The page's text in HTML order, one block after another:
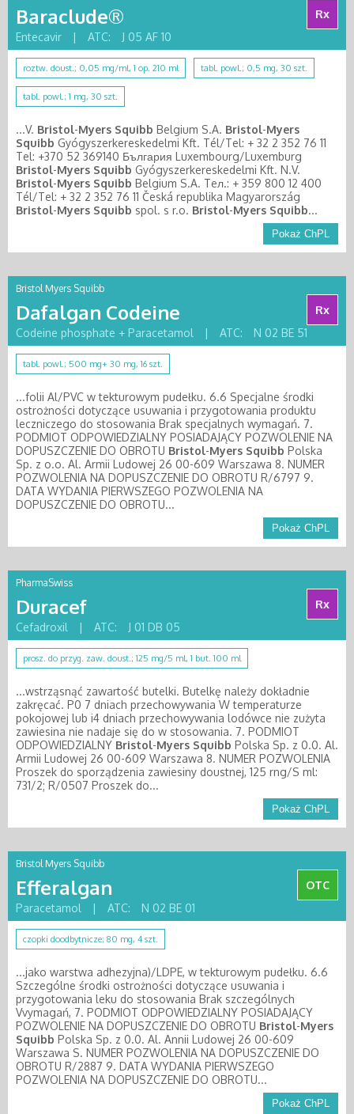
Baraclude®
Rx
Entecavir
| ATC: J 05 AF 10
roztw. doust.; 0,05 mg/ml, 1 op. 210 ml tabl. powl.; 0,5 mg, 30 szt.
tabl. powl.; 1 mg, 30 szt.
...V. Bristol-Myers Squibb Belgium S.A. Bristol-Myers
Squibb Gyógyszerkereskedelmi Kft. Tél/Tel: + 32 2 352 76 11
Tel: +370 52 369140 България Luxembourg/Luxemburg
Bristol-Myers Squibb Gyógyszerkereskedelmi Kft. N.V.
Bristol-Myers Squibb Belgium S.A. Teл.: + 359 800 12 400
Tél/Tel: + 32 2 352 76 11 Česká republika Magyarország
Bristol-Myers Squibb spol. s r.o. Bristol-Myers Squibb...
Pokaż ChPL
Bristol Myers Squibb
Dafalgan Codeine
Rx
Codeine phosphate + Paracetamol
| ATC: N 02 BE 51
tabl. powl.; 500 mg+ 30 mg, 16 szt.
...folii Al/PVC w tekturowym pudełku. 6.6 Specjalne środki
ostrożności dotyczące usuwania i przygotowania produktu
leczniczego do stosowania Brak specjalnych wymagań. 7.
PODMIOT ODPOWIEDZIALNY POSIADAJĄCY POZWOLENIE NA
DOPUSZCZENIE DO OBROTU Bristol-Myers Squibb Polska
Sp. z o.o. Al. Armii Ludowej 26 00-609 Warszawa 8. NUMER
POZWOLENIA NA DOPUSZCZENIE DO OBROTU R/6797 9.
DATA WYDANIA PIERWSZEGO POZWOLENIA NA
DOPUSZCZENIE DO OBROTU...
Pokaż ChPL
PharmaSwiss
Duracef
Rx
Cefadroxil
| ATC: J 01 DB 05
prosz. do przyg. zaw. doust.; 125 mg/5 ml, 1 but. 100 ml
...wstrząsnąć zawartość butelki. Butelkę należy dokładnie
zakręcać. P0 7 dniach przechowywania W temperaturze
pokojowej lub i4 dniach przechowywania lodówce nie zużyta
zawiesina nie nadaje się do w stosowania. 7. PODMIOT
ODPOWIEDZIALNY Bristol-Myers Squibb Polska Sp. z 0.0. Al.
Armii Ludowej 26 00-609 Warszawa 8. NUMER POZWOLENIA
Proszek do sporządzenia zawiesiny doustnej, 125 rng/S ml:
731/2; R/0507 Proszek do...
Pokaż ChPL
Bristol Myers Squibb
Efferalgan
OTC
Paracetamol
| ATC: N 02 BE 01
czopki doodbytnicze; 80 mg, 4 szt.
...jako warstwa adhezyjna)/LDPE, w tekturowym pudełku. 6.6
Szczególne środki ostrożności dotyczące usuwania i
przygotowania leku do stosowania Brak szczególnych
Vvymagań, 7. PODMIOT ODPOWIEDZIALNY POSIADAJĄCY
POZWOLENIE NA DOPUSZCZENIE DO OBROTU Bristol-Myers
Squibb Polska Sp. z 0.0. Al. Annii Ludowej 26 00-609
Warszawa S. NUMER POZWOLENIA NA DOPUSZCZENIE DO
OBROTU R/2887 9. DATA WYDANIA PIERWSZEGO
POZWOLENIA NA DOPUSZCZENIE DO OBROTU...
Pokaż ChPL